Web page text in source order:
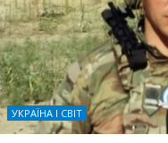
УКРАЇНА І СВІТ